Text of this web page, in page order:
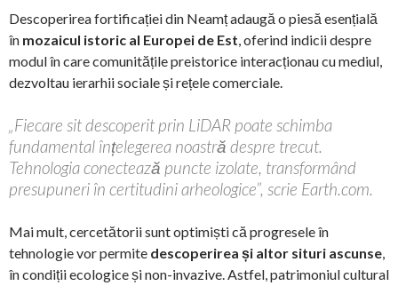
Descoperirea fortificației din Neamț adaugă o piesă esențială
în mozaicul istoric al Europei de Est, oferind indicii despre
modul în care comunitățile preistorice interacționau cu mediul,
dezvoltau ierarhii sociale și rețele comerciale.
„Fiecare sit descoperit prin LiDAR poate schimba
fundamental înțelegerea noastră despre trecut.
Tehnologia conectează puncte izolate, transformând
presupuneri în certitudini arheologice”, scrie Earth.com.
Mai mult, cercetătorii sunt optimiști că progresele în
tehnologie vor permite descoperirea și altor situri ascunse,
în condiții ecologice și non-invazive. Astfel, patrimoniul cultural